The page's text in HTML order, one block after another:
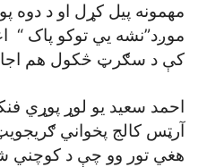
مهمونه پيل کړل او د دوه
موږد”نشه يي توکو پاک “
کې د سګرټ څکول هم
احمد سعيد يو لوړ پوړي
آرټس کالج پخواني
هغي تور وو چې د کوچني